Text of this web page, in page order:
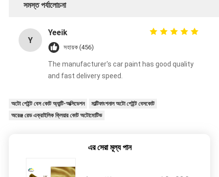
সমস্ত পর্যালোচনা
Y
Yeeik
সহায়ক (456)
The manufacturer's car paint has good quality
and fast delivery speed.
অটো পেইন্ট বেস কোট অ্যান্টি-অক্সিডেশন
মাল্টিফাংশনাল অটো পেইন্ট বেসকোট
অরেঞ্জ রেড এক্রাইলিক ক্লিয়ার কোট অটোমোটিভ
এর সেরা মূল্য পান